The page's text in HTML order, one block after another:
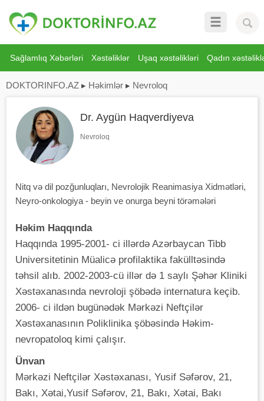
Sağlamlıq Xəbərləri Xəstəliklər Uşaq xəstəlikləri Qadın
DOKTORINFO.AZ ▸ Həkimlər ▸ Nevroloq
Dr. Aygün Haqverdiyeva
Nevroloq
Nitq və dil pozğunluqları, Nevrolojik Reanimasiya Xidmətləri,
Neyro-onkologiya - beyin ve onurga beyni törəmələri
Həkim Haqqında
Haqqında 1995-2001- ci illərdə Azərbaycan Tibb
Universitetinin Müalicə profilaktika fakülltəsində
təhsil alıb. 2002-2003-cü illər də 1 saylı Şəhər Kliniki
Xəstəxanasında nevroloji şöbədə internatura keçib.
2006- ci ildən bugünədək Mərkəzi Neftçilər
Xəstəxanasının Poliklinika şöbəsində Həkim-
nevropatoloq kimi çalışır.
Ünvan
Mərkəzi Neftçilər Xəstəxanası, Yusif Səfərov, 21,
Bakı, Xətai,Yusif Səfərov, 21, Bakı, Xətai, Bakı